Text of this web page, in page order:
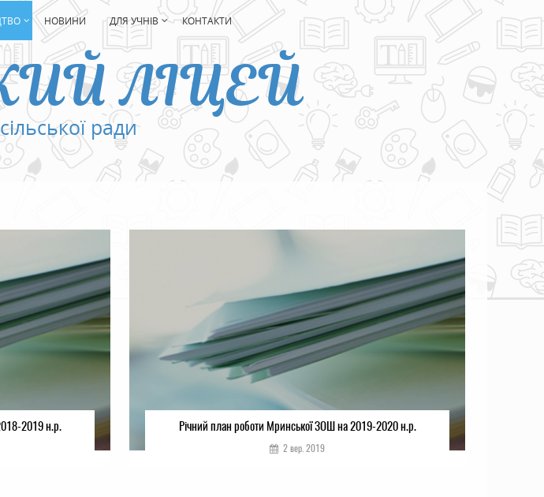
НОВИНИ ДЛЯ УЧНІВ КОНТАКТИ
ЛІЦЕЙ
ради
2019 н.р. Річний план роботи Мринської ЗОШ на 2019-2020 н.р.
2 вер. 2019